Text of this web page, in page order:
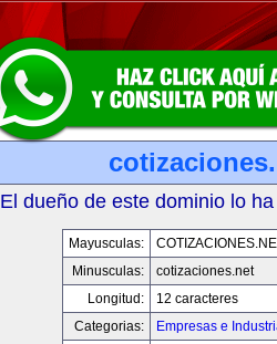
El dueño de este dominio lo
Mayusculas:
Minusculas:
cotizaciones.net
Longitud:
12 caracteres
Categorias:
Empresas e